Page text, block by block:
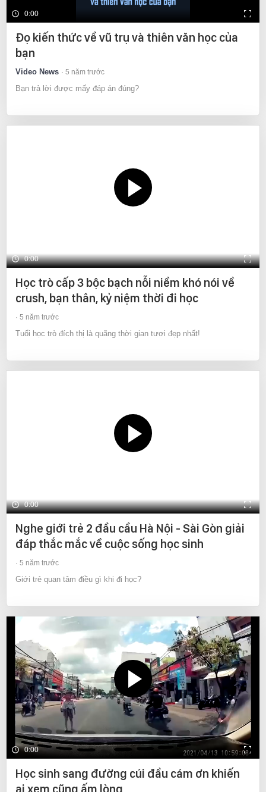
0:00
Đọ kiến thức về vũ trụ và thiên văn học của
bạn
Video News 5 năm trước
Bạn trả lời được mấy đáp án đúng?
0:00
Học trò cấp 3 bộc bạch nỗi niềm khó nói về
crush, bạn thân, kỷ niệm thời đi học
5 năm trước
Tuổi học trò đích thị là quãng thời gian tươi đẹp nhất!
0:00
Nghe giới trẻ 2 đầu cầu Hà Nội - Sài Gòn giải
đáp thắc mắc về cuộc sống học sinh
5 năm trước
Giới trẻ quan tâm điều gì khi đi học?
0:00
Học sinh sang đường cúi đầu cám ơn khiến